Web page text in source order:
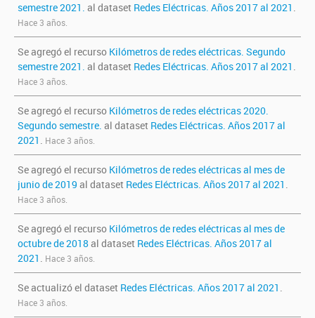
semestre 2021. al dataset Redes Eléctricas. Años 2017 al 2021 .
Hace 3 años.
Se agregó el recurso Kilómetros de redes eléctricas. Segundo
semestre 2021. al dataset Redes Eléctricas. Años 2017 al 2021 .
Hace 3 años.
Se agregó el recurso Kilómetros de redes eléctricas 2020.
Segundo semestre. al dataset Redes Eléctricas. Años 2017 al
2021 . Hace 3 años.
Se agregó el recurso Kilómetros de redes eléctricas al mes de
junio de 2019 al dataset Redes Eléctricas. Años 2017 al 2021 .
Hace 3 años.
Se agregó el recurso Kilómetros de redes eléctricas al mes de
octubre de 2018 al dataset Redes Eléctricas. Años 2017 al
2021 . Hace 3 años.
Se actualizó el dataset Redes Eléctricas. Años 2017 al 2021 .
Hace 3 años.